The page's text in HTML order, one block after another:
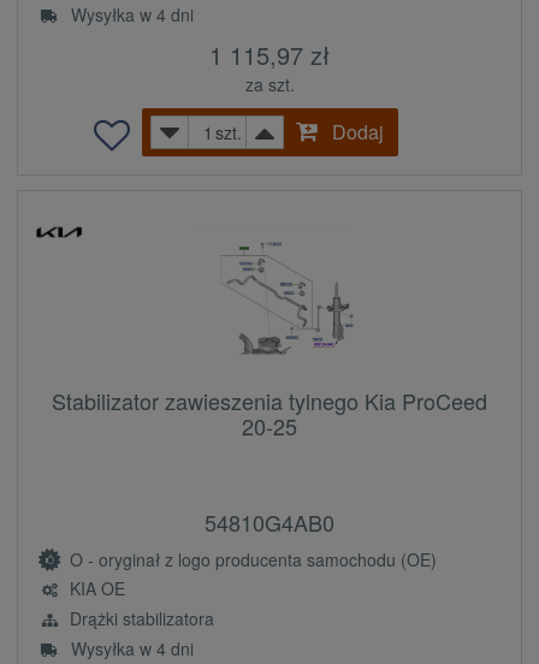
Wysyłka w 4 dni
1 115,97 zł
za szt.
szt.
Dodaj
Stabilizator zawieszenia tylnego Kia ProCeed
20-25
54810G4AB0
O - oryginał z logo producenta samochodu (OE)
KIA OE
Drążki stabilizatora
Wysyłka w 4 dni